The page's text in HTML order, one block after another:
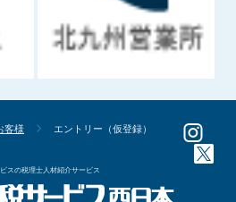
客様 エントリー（仮登録）
スの税理士人材紹介サービス